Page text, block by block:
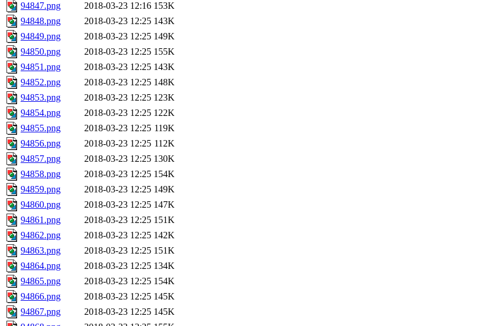
94847.png
2018-03-23 12:16 153K
94848.png
2018-03-23 12:25 143K
94849.png
2018-03-23 12:25 149K
94850.png
2018-03-23 12:25 155K
94851.png
2018-03-23 12:25 143K
94852.png
2018-03-23 12:25 148K
94853.png
2018-03-23 12:25 123K
94854.png
2018-03-23 12:25 122K
94855.png
2018-03-23 12:25 119K
94856.png
2018-03-23 12:25 112K
94857.png
2018-03-23 12:25 130K
94858.png
2018-03-23 12:25 154K
94859.png
2018-03-23 12:25 149K
94860.png
2018-03-23 12:25 147K
94861.png
2018-03-23 12:25 151K
94862.png
2018-03-23 12:25 142K
94863.png
2018-03-23 12:25 151K
94864.png
2018-03-23 12:25 134K
94865.png
2018-03-23 12:25 154K
94866.png
2018-03-23 12:25 145K
94867.png
2018-03-23 12:25 145K